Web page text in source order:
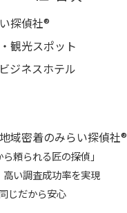
探偵社®︎
観光スポット
ジネスホテル
域密着のみらい探偵社®︎
頼られる匠の探偵」
い調査成功率を実現
じだから安心